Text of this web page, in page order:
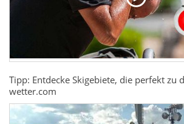
Tipp: Entdecke Skigebiete, die perfekt zu
wetter.com